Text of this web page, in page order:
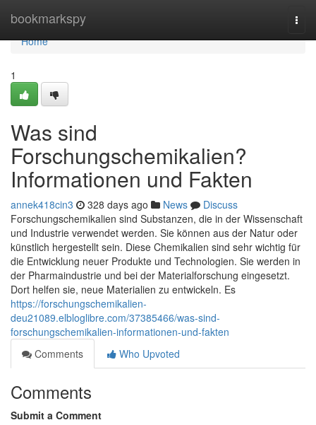
bookmarkspy
Home
Home
1
Was sind
Forschungschemikalien?
Informationen und Fakten
annek418cin3 328 days ago News
Discuss
Forschungschemikalien sind Substanzen, die in der Wissenschaft
und Industrie verwendet werden. Sie können aus der Natur oder
künstlich hergestellt sein. Diese Chemikalien sind sehr wichtig für
die Entwicklung neuer Produkte und Technologien. Sie werden in
der Pharmaindustrie und bei der Materialforschung eingesetzt.
Dort helfen sie, neue Materialien zu entwickeln. Es
https://forschungschemikalien-
deu21089.elbloglibre.com/37385466/was-sind-
forschungschemikalien-informationen-und-fakten
Comments
Who Upvoted
Comments
Submit a Comment